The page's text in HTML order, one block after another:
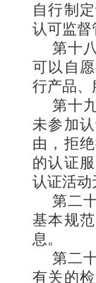
自行制
认可监督
第十
可以自
行产品、
第十
未参加
由，拒
的认证
认证活动
第二
基本规
息。
第二
有关的